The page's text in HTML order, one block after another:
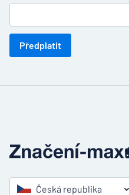
Předplatit
Česká republika